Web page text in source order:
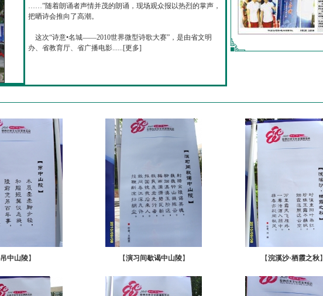
……”随着朗诵者声情并茂的朗诵，现场观众报以热烈的掌声，
把晒诗会推向了高潮。
这次“诗意•名城——2010世界微型诗歌大赛”，是由省文明
办、省教育厅、省广播电影......[更多]
吊中山陵】 【演习间歇谒中山陵】 【浣溪沙·栖霞之秋】